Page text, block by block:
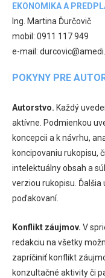
EKONOMIKA A
Ing. Martina Ďurčovič
mobil: 0911 117 949
e-mail:
POKYNY PRE
Autorstvo. Každý
aktívne. Podmienkou
koncepcii a k návrhu,
koncipovaniu rukopisu,
intelektuálny obsah a
verziou rukopisu.
poďakovaní.
Konflikt záujmov. V
redakciu na všetky
zapríčiniť konflikt
konzultačné aktivity či